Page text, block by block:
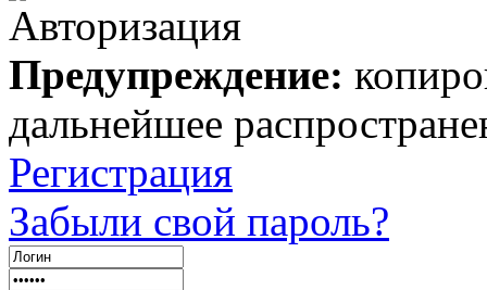
Авторизация
Предупреждение:
дальнейшее
Регистрация
Забыли свой пароль?